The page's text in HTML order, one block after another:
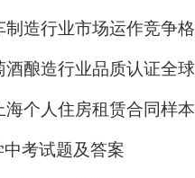
海个人住房租赁合同样本
考试题及答案